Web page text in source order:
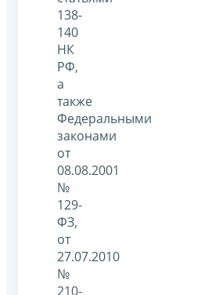
138-
140
НК
РФ,
а
также
Федеральными
законами
от
08.08.2001
№
129-
ФЗ,
от
27.07.2010
№
210-